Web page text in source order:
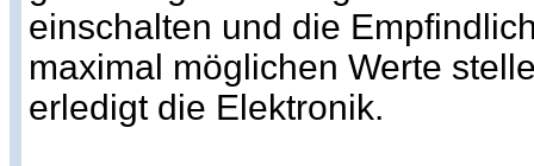
einschalten und die
maximal möglichen Werte
erledigt die Elektronik.